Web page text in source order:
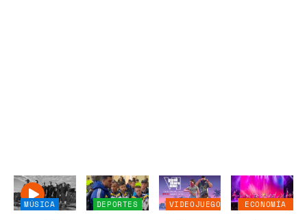
MÚSICA DEPORTES VIDEOJUEGOS
ECONOMÍA